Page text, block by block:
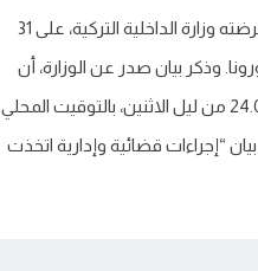
انتهى الليلة الماضية حظر التجوال الذي فرضته وزارة الداخلية التركية، على 31
وذكر بيان صدر عن الوزارة، أن
حظر التجوال انتهى اعتبارا من الساعة 24.00 من ليل الاثنين، بالتوقيت المحلي.
“إجراءات قضائية وإدارية اتخذت